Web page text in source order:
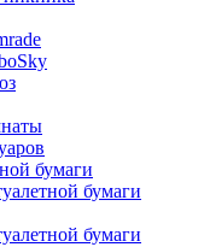
бумаги
бумаги
бумаги